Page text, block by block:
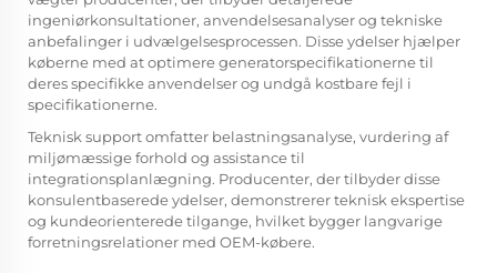
ingeniørkonsultationer, anvendelsesanalyser og tekniske
anbefalinger i udvælgelsesprocessen. Disse ydelser hjælper
køberne med at optimere generatorspecifikationerne til
deres specifikke anvendelser og undgå kostbare fejl i
specifikationerne.
Teknisk support omfatter belastningsanalyse, vurdering af
miljømæssige forhold og assistance til
integrationsplanlægning. Producenter, der tilbyder disse
konsulentbaserede ydelser, demonstrerer teknisk ekspertise
og kundeorienterede tilgange, hvilket bygger langvarige
forretningsrelationer med OEM-købere.